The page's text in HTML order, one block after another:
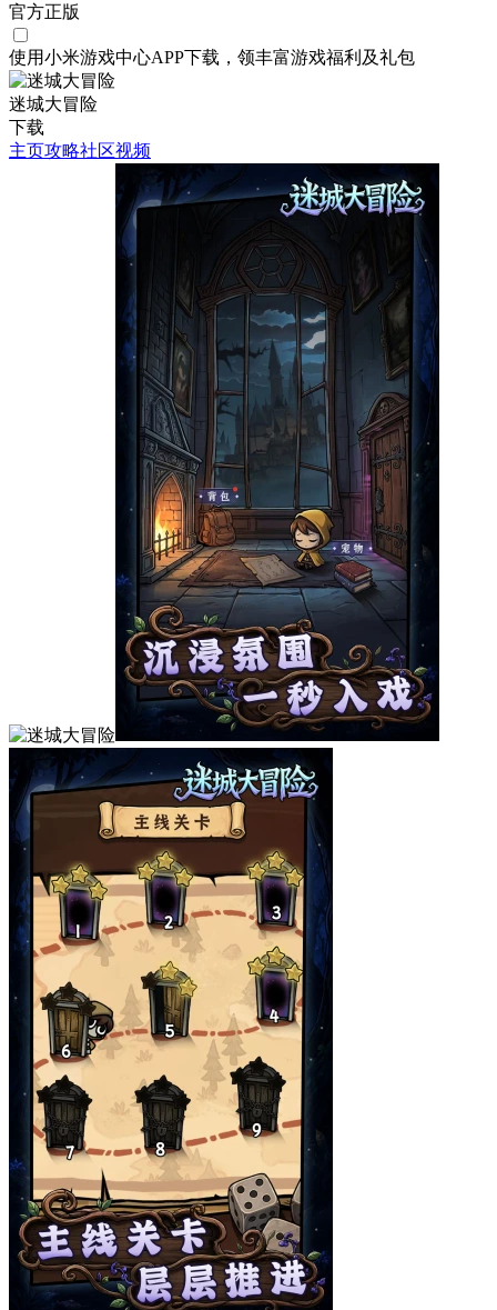
官方正版
使用小米游戏中心APP下载 ，领丰富游戏福利 及礼包
迷城大冒险
下载
主页攻略社区视频